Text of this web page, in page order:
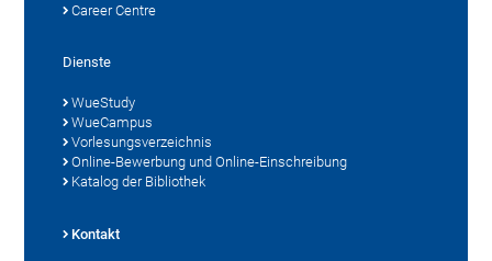
Career Centre
Dienste
WueStudy
WueCampus
Vorlesungsverzeichnis
Online-Bewerbung und Online-Einschreibung
Katalog der Bibliothek
Kontakt